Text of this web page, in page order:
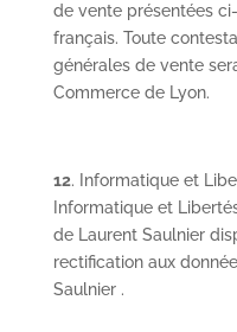
de vente présentées
français. Toute
générales de vente
Commerce de Lyon.
12. Informatique et
Informatique et
de Laurent Saulnier
rectification aux
Saulnier .